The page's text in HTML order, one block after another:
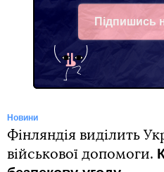
Підпишись
Facebook
Новини
Фінляндія виділить
військової допомоги.